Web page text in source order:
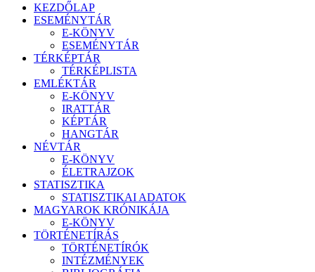
KEZDŐLAP
ESEMÉNYTÁR
E-KÖNYV
ESEMÉNYTÁR
TÉRKÉPTÁR
TÉRKÉPLISTA
EMLÉKTÁR
E-KÖNYV
IRATTÁR
KÉPTÁR
HANGTÁR
NÉVTÁR
E-KÖNYV
ÉLETRAJZOK
STATISZTIKA
STATISZTIKAI ADATOK
MAGYAROK KRÓNIKÁJA
E-KÖNYV
TÖRTÉNETÍRÁS
TÖRTÉNETÍRÓK
INTÉZMÉNYEK